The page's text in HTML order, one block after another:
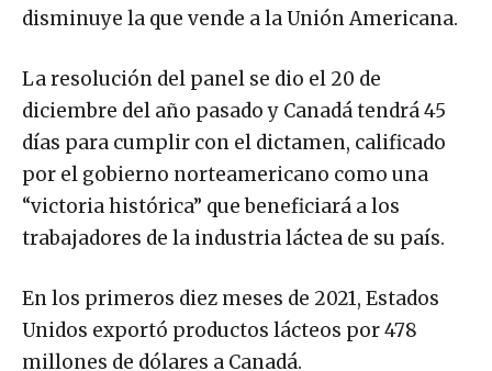
disminuye la que vende a la Unión Americana.
La resolución del panel se dio el 20 de
diciembre del año pasado y Canadá tendrá 45
días para cumplir con el dictamen, calificado
por el gobierno norteamericano como una
“victoria histórica” que beneficiará a los
trabajadores de la industria láctea de su país.
En los primeros diez meses de 2021, Estados
Unidos exportó productos lácteos por 478
millones de dólares a Canadá.